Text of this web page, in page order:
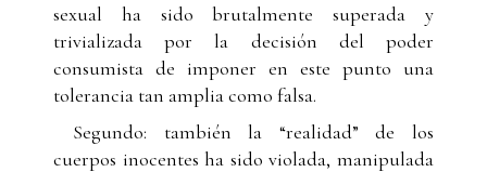
sexual ha sido brutalmente superada y
trivializada por la decisión del poder
consumista de imponer en este punto una
tolerancia tan amplia como falsa.
Segundo: también la “realidad” de los
cuerpos inocentes ha sido violada, manipulada